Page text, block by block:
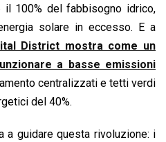
il 100% del fabbisogno idrico,
solare in eccesso. E a
District mostra come un
a basse emissioni
centralizzati e tetti verdi
del 40%.
a guidare questa rivoluzione: i